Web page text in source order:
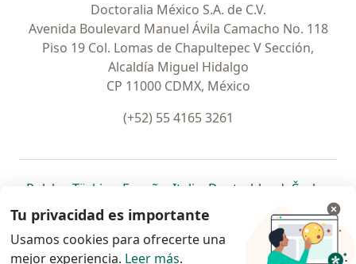
Doctoralia México S.A. de C.V.
Avenida Boulevard Manuel Ávila Camacho No. 118
Piso 19 Col. Lomas de Chapultepec V Sección,
Alcaldía Miguel Hidalgo
CP 11000 CDMX, México
(+52) 55 4165 3261
Polska se abre en una nueva pestaña
Türkiye se abre en una nueva pestaña
España se abre en una nueva pestaña
Italia se abre en una nueva
Deutschlandse abre en
Česko
Portugal
se abre en una nueva pestaña
México se abre en una nueva pestaña
Chile se abre en una nueva pestaña
Brasil se abre en una nueva
se abre en
se
se abre en una nueva
www.doctoralia.com.mx © 2026 - Encuentra tu
Tu privacidad es importante
Usamos cookies para ofrecerte una
mejor experiencia. Leer más.